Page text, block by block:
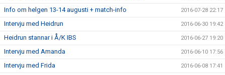
Info om helgen 13-14 augusti + match-info 2016-07-28 22:17
Intervju med Heidrun 2016-06-30 19:42
Heidrun stannar i Å/K IBS 2016-06-27 19:20
Intervju med Amanda 2016-06-10 17:56
Intervju med Frida 2016-06-08 17:41